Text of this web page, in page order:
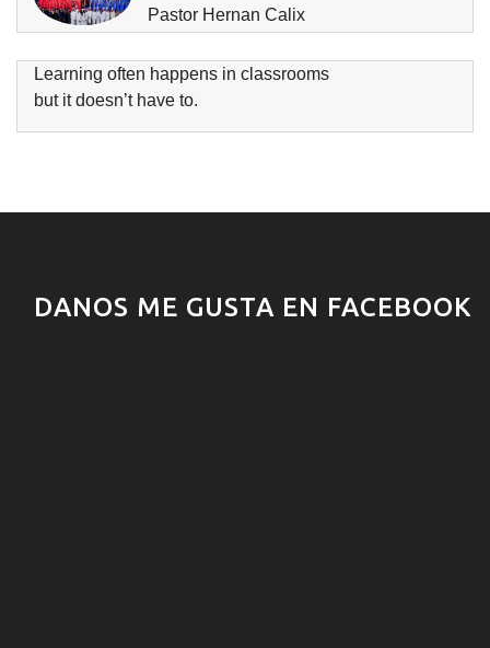
Pastor Hernan Calix
Learning often happens in classrooms
but it doesn’t have to.
DANOS ME GUSTA EN FACEBOOK